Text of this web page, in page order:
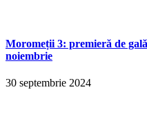
Moromeții 3: premieră de
noiembrie
30 septembrie 2024